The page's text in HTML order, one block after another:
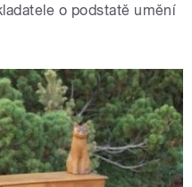
o podstatě umění